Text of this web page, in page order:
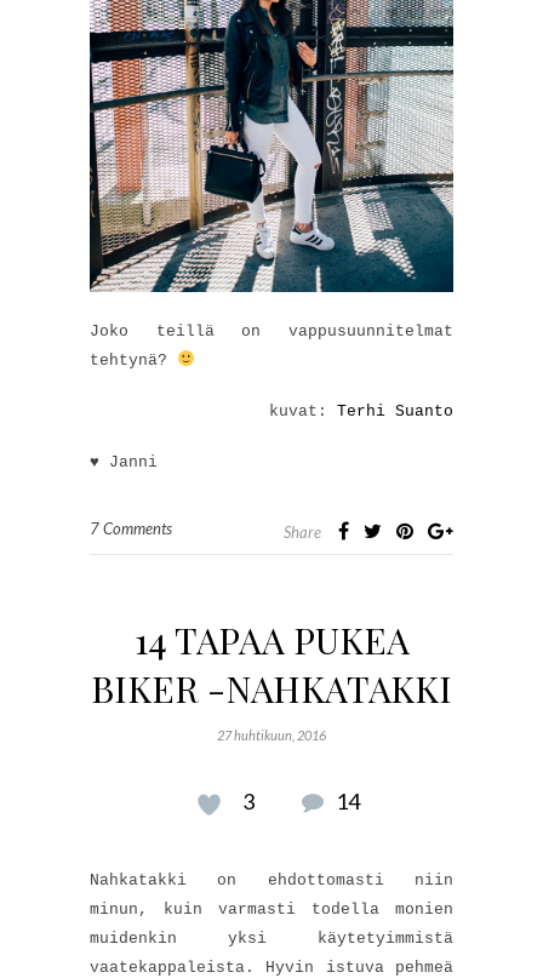
Joko teillä on vappusuunnitelmat
tehtynä?
kuvat: Terhi Suanto
♥ Janni
7 Comments Share
14 TAPAA PUKEA
BIKER -NAHKATAKKI
27 huhtikuun, 2016
3 14
Nahkatakki on ehdottomasti niin
minun, kuin varmasti todella monien
muidenkin yksi käytetyimmistä
vaatekappaleista. Hyvin istuva pehmeä